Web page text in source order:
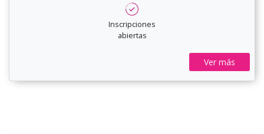
Inscripciones
abiertas
Ver más